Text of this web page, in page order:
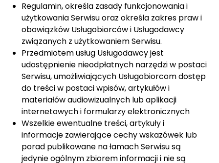
Regulamin, określa zasady funkcjonowania i
użytkowania Serwisu oraz określa zakres praw i
obowiązków Usługobiorców i Usługodawcy
związanych z użytkowaniem Serwisu.
Przedmiotem usług Usługodawcy jest
udostępnienie nieodpłatnych narzędzi w postaci
Serwisu, umożliwiających Usługobiorcom dostęp
do treści w postaci wpisów, artykułów i
materiałów audiowizualnych lub aplikacji
internetowych i formularzy elektronicznych
Wszelkie ewentualne treści, artykuły i
informacje zawierające cechy wskazówek lub
porad publikowane na łamach Serwisu są
jedynie ogólnym zbiorem informacji i nie są